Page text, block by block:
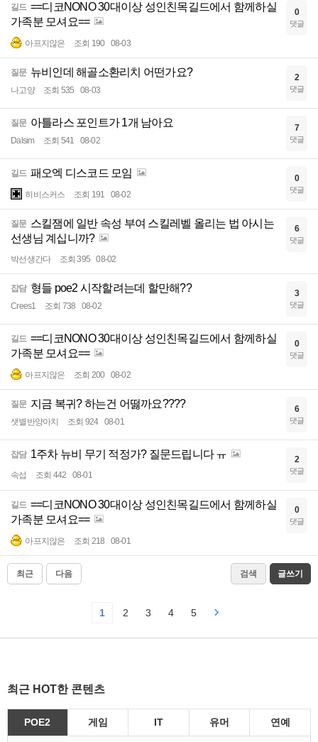
길드 ==디코NONO 30대이상 성인친목길드에서 함께하실
가족분 모셔요==
아프지않은 조회 190 08-03
0
댓글
질문 뉴비인데 해골소환리치 어떤가요?
나고양 조회 535 08-03
2
댓글
질문 아틀라스 포인트가 1개 남아요
Dalsim 조회 541 08-02
7
댓글
길드 패오엑 디스코드 모임
히비스커스 조회 191 08-02
0
댓글
질문 스킬잼에 일반 속성 부여 스킬레벨 올리는 법 아시는
선생님 계십니까?
박선생간다 조회 395 08-02
6
댓글
잡담 형들 poe2 시작할려는데 할만해??
Crees1 조회 738 08-02
3
댓글
길드 ==디코NONO 30대이상 성인친목길드에서 함께하실
가족분 모셔요==
아프지않은 조회 200 08-02
0
댓글
질문 지금 복귀? 하는건 어떯까요????
샛별반양아치 조회 924 08-01
6
댓글
잡담 1주차 뉴비 무기 적정가? 질문드립니다 ㅠ
속섭 조회 442 08-01
2
댓글
길드 ==디코NONO 30대이상 성인친목길드에서 함께하실
가족분 모셔요==
아프지않은 조회 218 08-01
0
댓글
최근 다음 검색 글쓰기
1 2 3 4 5
최근 HOT한 콘텐츠
POE2 게임 IT 유머 연예